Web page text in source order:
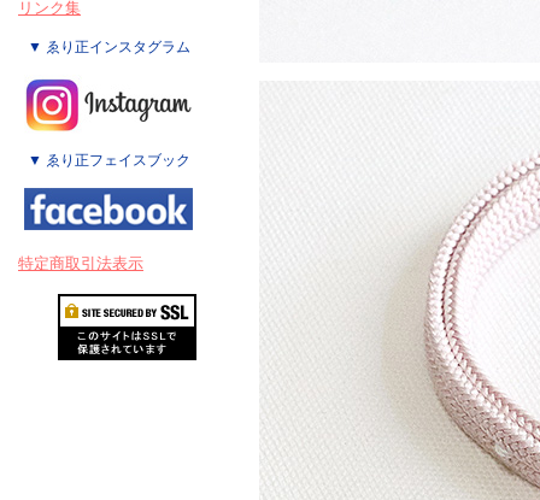
リンク集
▼ ゑり正インスタグラム
▼ ゑり正フェイスブック
特定商取引法表示